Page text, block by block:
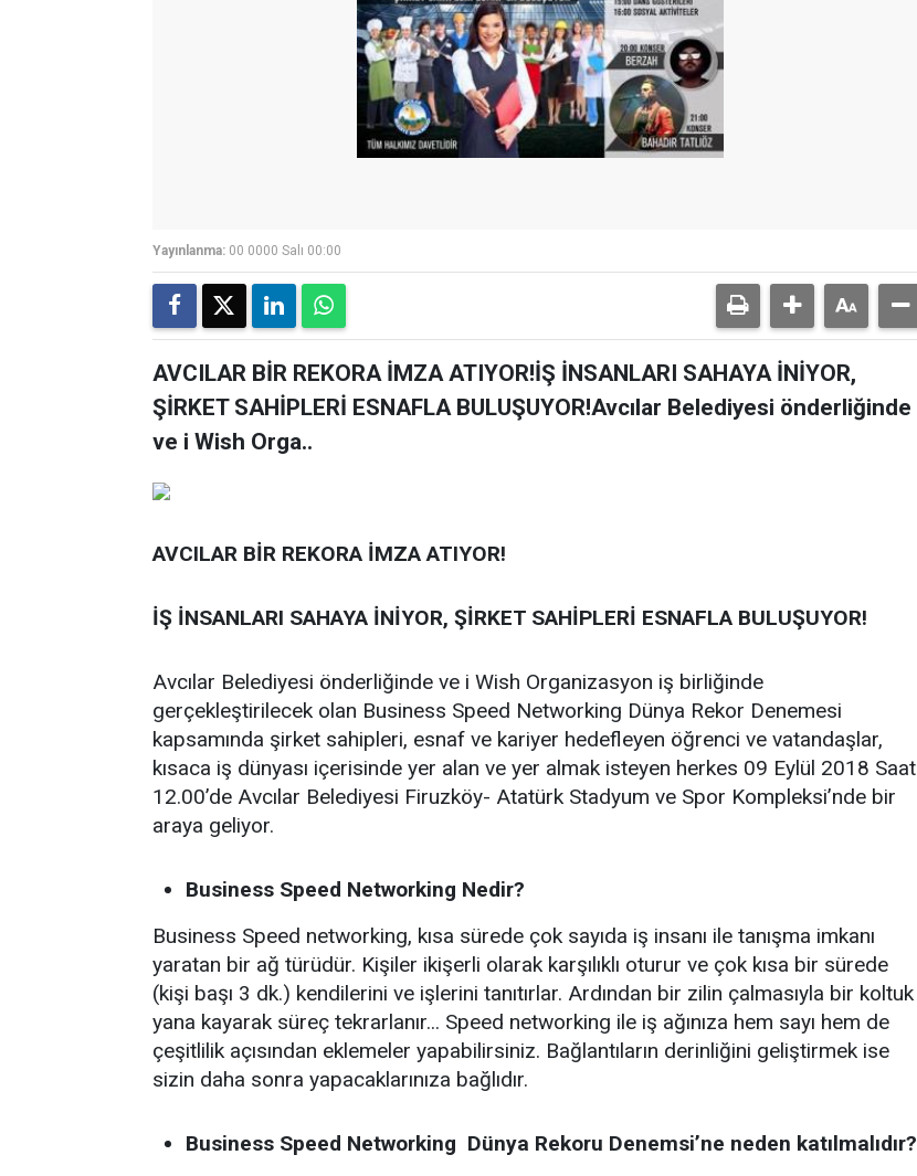
Yayınlanma: 00 0000 Salı 00:00
AVCILAR BİR REKORA İMZA ATIYOR!İŞ İNSANLARI SAHAYA İNİYOR,
ŞİRKET SAHİPLERİ ESNAFLA BULUŞUYOR!Avcılar Belediyesi önderliğinde
ve i Wish Orga..
AVCILAR BİR REKORA İMZA ATIYOR!
İŞ İNSANLARI SAHAYA İNİYOR, ŞİRKET SAHİPLERİ ESNAFLA BULUŞUYOR!
Avcılar Belediyesi önderliğinde ve i Wish Organizasyon iş birliğinde
gerçekleştirilecek olan Business Speed Networking Dünya Rekor Denemesi
kapsamında şirket sahipleri, esnaf ve kariyer hedefleyen öğrenci ve vatandaşlar,
kısaca iş dünyası içerisinde yer alan ve yer almak isteyen herkes 09 Eylül 2018 Saat
12.00’de Avcılar Belediyesi Firuzköy- Atatürk Stadyum ve Spor Kompleksi’nde bir
araya geliyor.
Business Speed Networking Nedir?
Business Speed networking, kısa sürede çok sayıda iş insanı ile tanışma imkanı
yaratan bir ağ türüdür. Kişiler ikişerli olarak karşılıklı oturur ve çok kısa bir sürede
(kişi başı 3 dk.) kendilerini ve işlerini tanıtırlar. Ardından bir zilin çalmasıyla bir koltuk
yana kayarak süreç tekrarlanır... Speed networking ile iş ağınıza hem sayı hem de
çeşitlilik açısından eklemeler yapabilirsiniz. Bağlantıların derinliğini geliştirmek ise
sizin daha sonra yapacaklarınıza bağlıdır.
Business Speed Networking Dünya Rekoru Denemsi’ne neden katılmalıdır?